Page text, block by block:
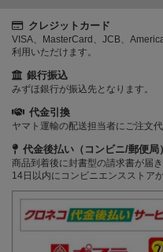
クレジットカード
VISA、MasterCard、JCB、
利用いただけます。
銀行振込
みずほ銀行が振込先となります。
代金引換
ヤマト運輸の配送担当者にご注文
代金後払い（コンビニ/郵便局）
商品到着後に封書型の請求書が届
14日以内にコンビニエンスストア